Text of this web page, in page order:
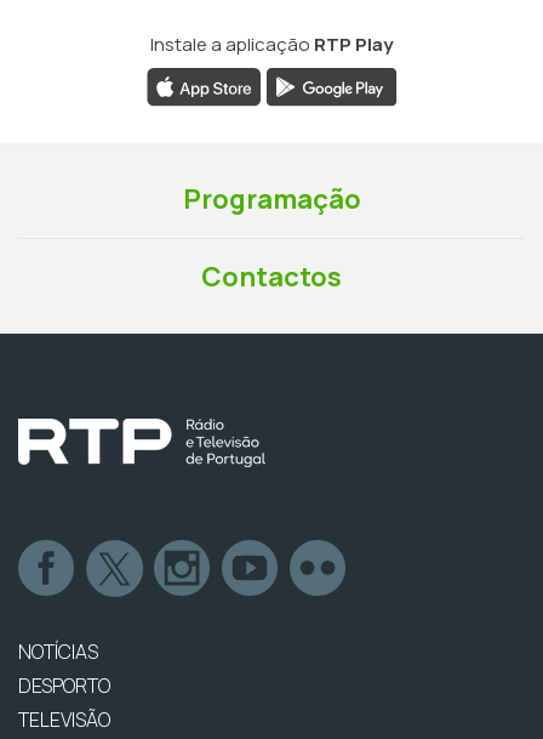
Instale a aplicação RTP Play
Programação
Contactos
NOTÍCIAS
DESPORTO
TELEVISÃO